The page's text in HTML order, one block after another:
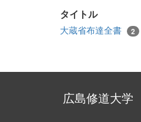
タイトル
大蔵省布達全書 2
広島修道大学